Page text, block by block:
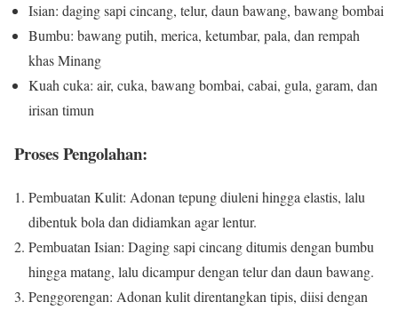
Isian: daging sapi cincang, telur, daun bawang, bawang bombai
Bumbu: bawang putih, merica, ketumbar, pala, dan rempah
khas Minang
Kuah cuka: air, cuka, bawang bombai, cabai, gula, garam, dan
irisan timun
Proses Pengolahan:
Pembuatan Kulit: Adonan tepung diuleni hingga elastis, lalu
dibentuk bola dan didiamkan agar lentur.
Pembuatan Isian: Daging sapi cincang ditumis dengan bumbu
hingga matang, lalu dicampur dengan telur dan daun bawang.
Penggorengan: Adonan kulit direntangkan tipis, diisi dengan